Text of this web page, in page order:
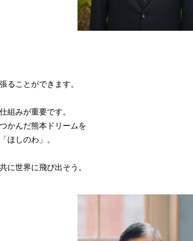
ることができます。
組みが重要です。
かんだ熊本ドリームを
ほしのわ」。
に世界に飛び出そう。